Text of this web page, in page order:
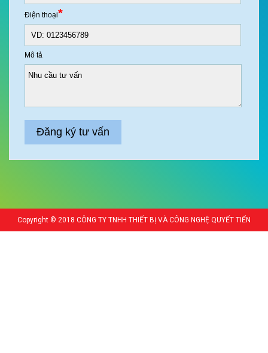
Copyright © 2018 CÔNG TY TNHH THIẾT BỊ VÀ CÔNG NGHỆ QUYẾT TIẾN